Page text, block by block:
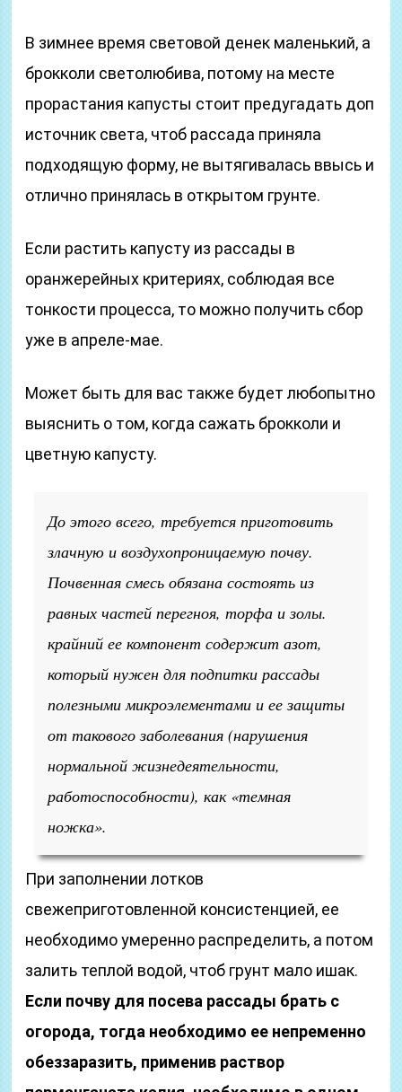
В зимнее время световой денек маленький, а
брокколи светолюбива, потому на месте
прорастания капусты стоит предугадать доп
источник света, чтоб рассада приняла
подходящую форму, не вытягивалась ввысь и
отлично принялась в открытом грунте.
Если растить капусту из рассады в
оранжерейных критериях, соблюдая все
тонкости процесса, то можно получить сбор
уже в апреле-мае.
Может быть для вас также будет любопытно
выяснить о том, когда сажать брокколи и
цветную капусту.
До этого всего, требуется приготовить
злачную и воздухопроницаемую почву.
Почвенная смесь обязана состоять из
равных частей перегноя, торфа и золы.
крайний ее компонент содержит азот,
который нужен для подпитки рассады
полезными микроэлементами и ее защиты
от такового заболевания(нарушения
нормальной жизнедеятельности,
работоспособности), как «темная
ножка».
При заполнении лотков
свежеприготовленной консистенцией, ее
необходимо умеренно распределить, а потом
залить теплой водой, чтоб грунт мало ишак.
Если почву для посева рассады брать с
огорода, тогда необходимо ее непременно
обеззаразить, применив раствор